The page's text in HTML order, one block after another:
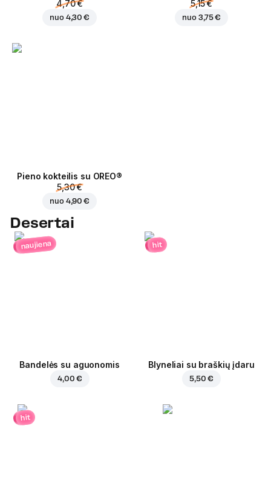
4,70 €
nuo 4,30 €
5,15 €
nuo 3,75 €
Pieno kokteilis su OREO®
5,30 €
nuo 4,90 €
Desertai
naujiena
Bandelės su aguonomis
4,00 €
hit
Blyneliai su braškių įdaru
5,50 €
hit